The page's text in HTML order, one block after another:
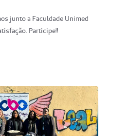
junto a Faculdade Unimed
Participe!!